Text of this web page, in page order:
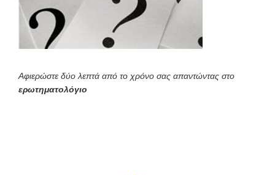
Αφιερώστε δύο λεπτά από το χρόνο σας απαντώντας στο
ερωτηματολόγιο